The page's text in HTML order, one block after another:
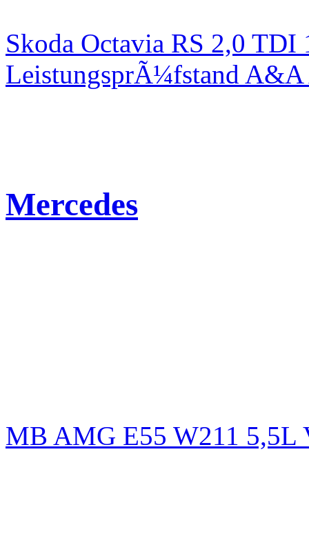
Skoda Octavia RS 2,0
LeistungsprÃ¼fstand
Mercedes
MB AMG E55 W211 5,5L